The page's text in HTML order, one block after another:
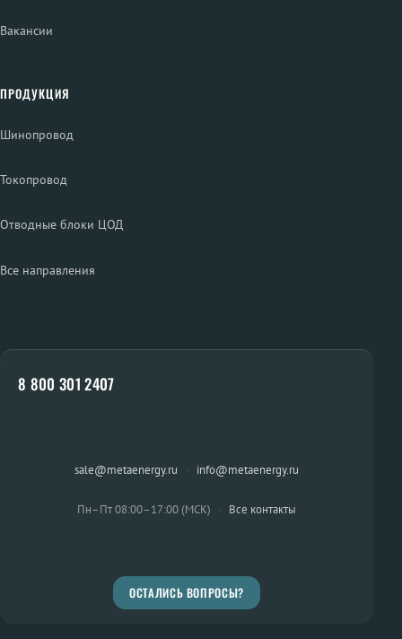
Вакансии
ПРОДУКЦИЯ
Шинопровод
Токопровод
Отводные блоки ЦОД
Все направления
8 800 301 2407
sale@metaenergy.ru · info@metaenergy.ru
Пн–Пт 08:00–17:00 (МСК) · Все контакты
ОСТАЛИСЬ ВОПРОСЫ?